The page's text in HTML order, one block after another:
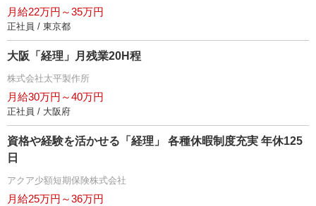
月給22万円～35万円
正社員 / 東京都
大阪「経理」月残業20H程
株式会社太平製作所
月給30万円～40万円
正社員 / 大阪府
資格や経験を活かせる「経理」 各種休暇制度充実 年休125
日
アクア少額短期保険株式会社
月給25万円～36万円